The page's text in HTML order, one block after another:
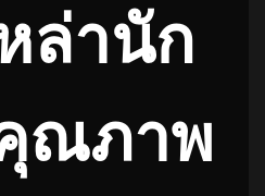
ล่านัก
ณภาพ